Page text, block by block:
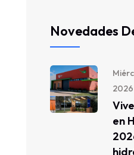
Novedades
2026
en